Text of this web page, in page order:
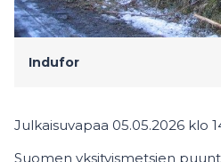
Indufor
Julkaisuvapaa 05.05.2026 klo
Suomen yksityismetsien